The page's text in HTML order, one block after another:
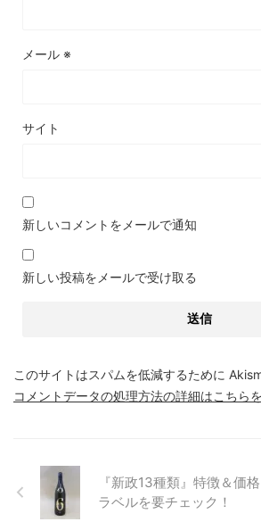
メール ※
サイト
新しいコメントをメールで通知
新しい投稿をメールで受け取る
このサイトはスパムを低減するために
コメントデータの処理方法の詳細はこちら
『新政13種類』特徴＆価
ラベルを要チェック！